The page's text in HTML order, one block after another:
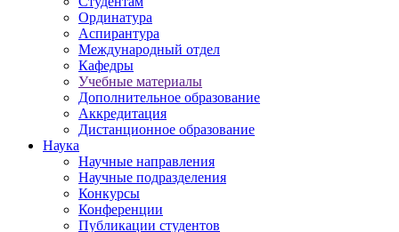
Ординатура
Аспирантура
Международный отдел
Кафедры
Учебные материалы
Дополнительное образование
Аккредитация
Дистанционное образование
Наука
Научные направления
Научные подразделения
Конкурсы
Конференции
Публикации студентов